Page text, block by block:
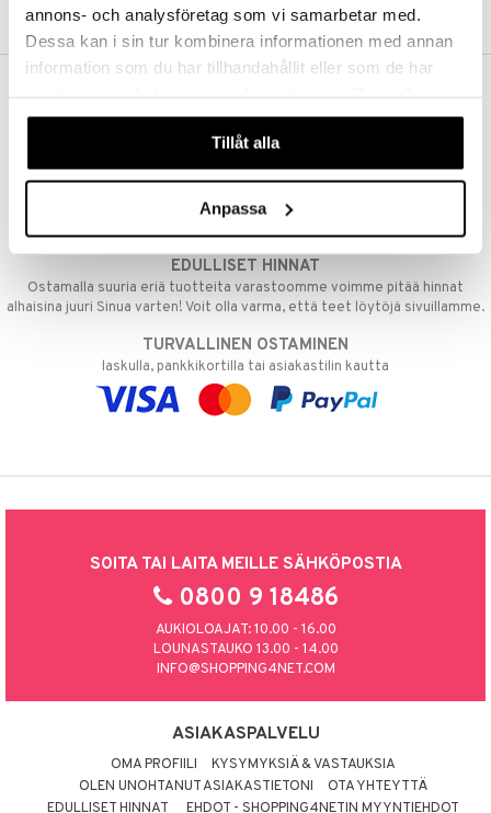
annons- och analysföretag som vi samarbetar med.
Dessa kan i sin tur kombinera informationen med annan
information som du har tillhandahållit eller som de har
våra cookies vid fortsatt användande av vår webbplats.
Tillåt alla
Anpassa
Aina maksuton vaihtoehto, huolimatta siitä ostatko yksittäisen
tuotteen tai koko tilauksellesi joka ylittää 50 €.
NOPEAT TOIMITUKSET
Ennen kello 13.00 tehdyt tilaukset lähetetään normaalisti samana
EDULLISET HINNAT
Ostamalla suuria eriä tuotteita varastoomme voimme pitää hinnat
alhaisina juuri Sinua varten! Voit olla varma, että teet löytöjä sivuillamme.
TURVALLINEN OSTAMINEN
laskulla, pankkikortilla tai asiakastilin kautta
SOITA TAI LAITA MEILLE SÄHKÖPOSTIA
0800 9 18486
AUKIOLOAJAT: 10.00 - 16.00
LOUNASTAUKO 13.00 - 14.00
INFO@SHOPPING4NET.COM
ASIAKASPALVELU
OMA PROFIILI
KYSYMYKSIÄ & VASTAUKSIA
OLEN UNOHTANUT ASIAKASTIETONI
OTA YHTEYTTÄ
EDULLISET HINNAT
EHDOT - SHOPPING4NETIN MYYNTIEHDOT